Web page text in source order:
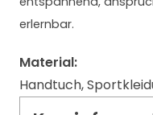
erlernbar.
Material:
Handtuch,